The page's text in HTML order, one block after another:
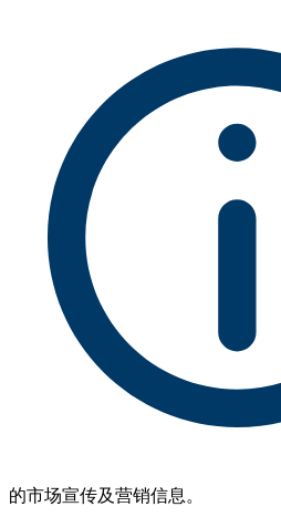
的市场宣传及营销信息。